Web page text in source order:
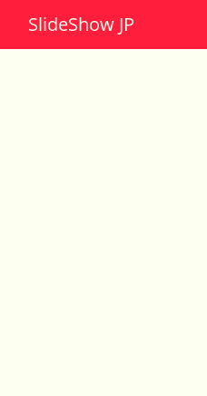
SlideShow JP